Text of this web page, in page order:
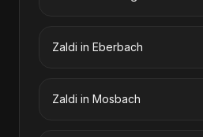
Zaldi in Eberbach
Zaldi in Mosbach